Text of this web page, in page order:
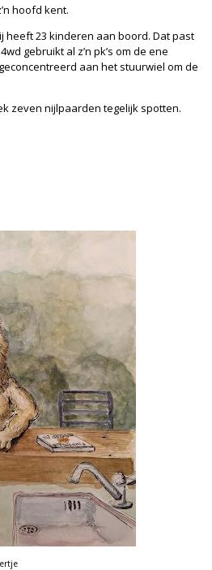
hoofd kent.
heeft 23 kinderen aan boord. Dat past
gebruikt al z’n pk’s om de ene
aan het stuurwiel om de
zeven nijlpaarden tegelijk spotten.